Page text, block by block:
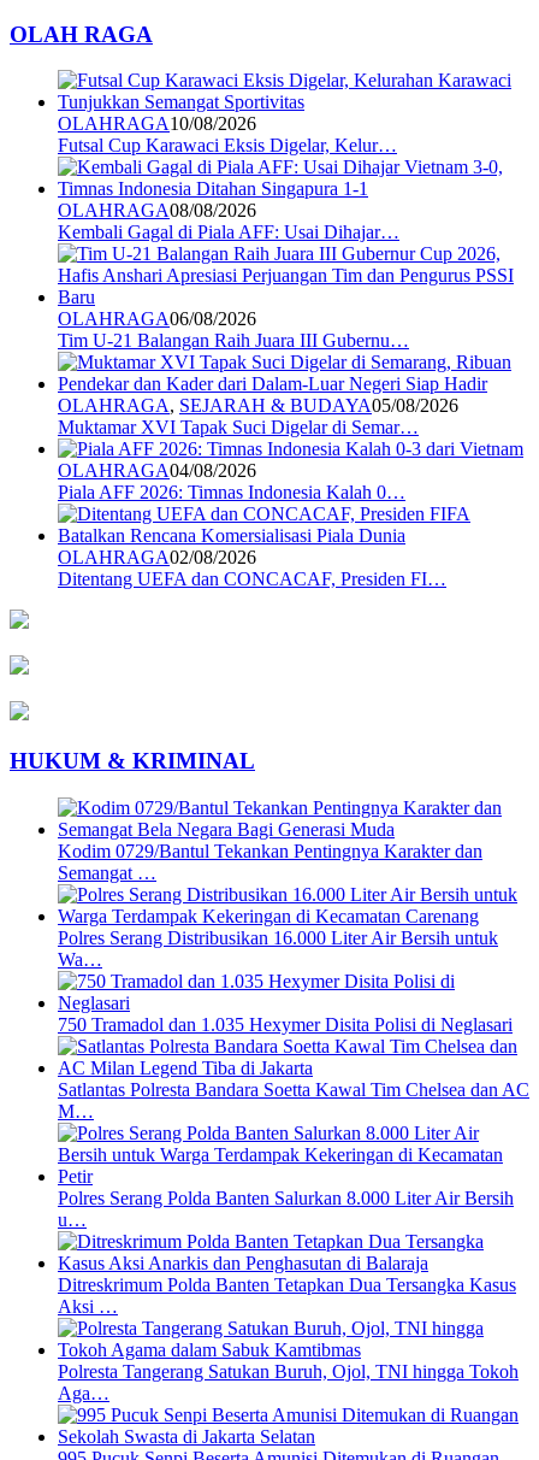
OLAH RAGA
OLAHRAGA10/08/2026
Futsal Cup Karawaci Eksis Digelar, Kelur…
OLAHRAGA08/08/2026
Kembali Gagal di Piala AFF: Usai Dihajar…
OLAHRAGA06/08/2026
Tim U-21 Balangan Raih Juara III Gubernu…
OLAHRAGA, SEJARAH & BUDAYA05/08/2026
Muktamar XVI Tapak Suci Digelar di Semar…
OLAHRAGA04/08/2026
Piala AFF 2026: Timnas Indonesia Kalah 0…
OLAHRAGA02/08/2026
Ditentang UEFA dan CONCACAF, Presiden FI…
HUKUM & KRIMINAL
Kodim 0729/Bantul Tekankan Pentingnya Karakter dan
Semangat …
Polres Serang Distribusikan 16.000 Liter Air Bersih untuk
Wa…
750 Tramadol dan 1.035 Hexymer Disita Polisi di Neglasari
Satlantas Polresta Bandara Soetta Kawal Tim Chelsea dan AC
M…
Polres Serang Polda Banten Salurkan 8.000 Liter Air Bersih
u…
Ditreskrimum Polda Banten Tetapkan Dua Tersangka Kasus
Aksi …
Polresta Tangerang Satukan Buruh, Ojol, TNI hingga Tokoh
Aga…